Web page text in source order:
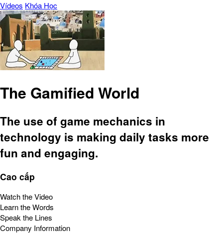
Vídeos Khóa Học
The Gamified World
The use of game mechanics in
technology is making daily tasks more
fun and engaging.
Cao cấp
Watch the Video
Learn the Words
Speak the Lines
Company Information